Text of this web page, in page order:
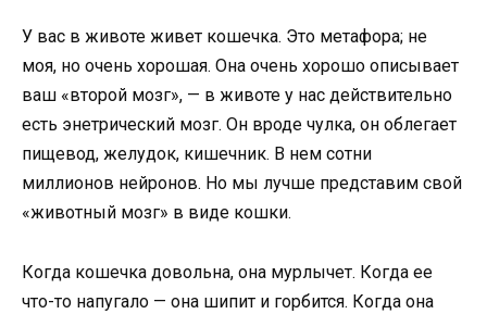
У вас в животе живет кошечка. Это метафора; не
моя, но очень хорошая. Она очень хорошо описывает
ваш «второй мозг», — в животе у нас действительно
есть энетрический мозг. Он вроде чулка, он облегает
пищевод, желудок, кишечник. В нем сотни
миллионов нейронов. Но мы лучше представим свой
«животный мозг» в виде кошки.
Когда кошечка довольна, она мурлычет. Когда ее
что-то напугало — она шипит и горбится. Когда она